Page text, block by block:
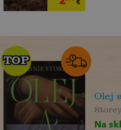
TOP
TOP
Olej
Na